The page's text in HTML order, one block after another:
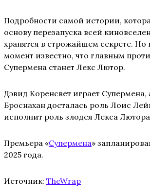
Подробности самой истории,
основу перезапуска всей
хранятся в строжайшем секрете. Но
момент известно, что главным
Супермена станет Лекс Лютор.
Дэвид Коренсвет играет Супермена,
Броснахан досталась роль Лоис
исполнит роль злодея Лекса
Премьера «Супермена»
2025 года.
Источник: TheWrap